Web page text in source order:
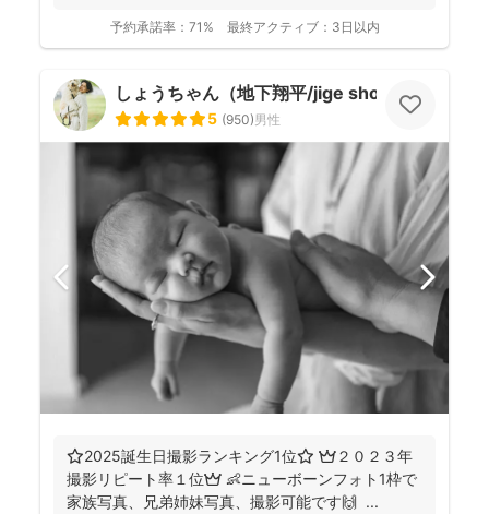
予約承諾率： 71% 最終アクティブ： 3日以内
しょうちゃん（地下翔平/jige shohe）
5 (950)男性
⭐️2025誕生日撮影ランキング1位⭐️ 👑２０２３年
撮影リピート率１位👑 👶ニューボーンフォト1枠で
家族写真、兄弟姉妹写真、撮影可能です🙌 ...